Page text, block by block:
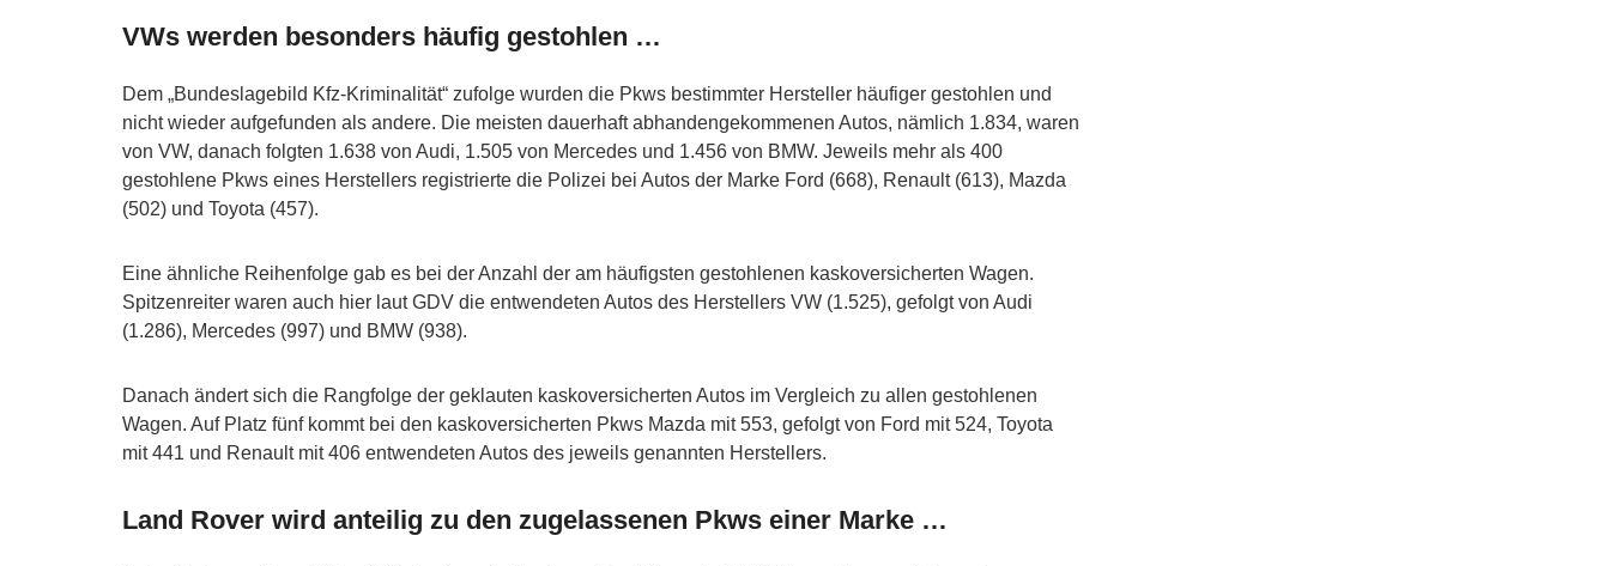
VWs werden besonders häufig gestohlen …
Dem „Bundeslagebild Kfz-Kriminalität“ zufolge wurden die Pkws bestimmter Hersteller häufiger gestohlen und
nicht wieder aufgefunden als andere. Die meisten dauerhaft abhandengekommenen Autos, nämlich 1.834, waren
von VW, danach folgten 1.638 von Audi, 1.505 von Mercedes und 1.456 von BMW. Jeweils mehr als 400
gestohlene Pkws eines Herstellers registrierte die Polizei bei Autos der Marke Ford (668), Renault (613), Mazda
(502) und Toyota (457).
Eine ähnliche Reihenfolge gab es bei der Anzahl der am häufigsten gestohlenen kaskoversicherten Wagen.
Spitzenreiter waren auch hier laut GDV die entwendeten Autos des Herstellers VW (1.525), gefolgt von Audi
(1.286), Mercedes (997) und BMW (938).
Danach ändert sich die Rangfolge der geklauten kaskoversicherten Autos im Vergleich zu allen gestohlenen
Wagen. Auf Platz fünf kommt bei den kaskoversicherten Pkws Mazda mit 553, gefolgt von Ford mit 524, Toyota
mit 441 und Renault mit 406 entwendeten Autos des jeweils genannten Herstellers.
Land Rover wird anteilig zu den zugelassenen Pkws einer Marke …